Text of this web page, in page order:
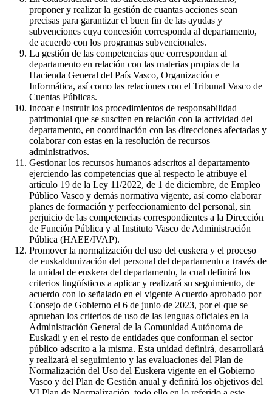
proponer y realizar la gestión de cuantas acciones sean
precisas para garantizar el buen fin de las ayudas y
subvenciones cuya concesión corresponda al departamento,
de acuerdo con los programas subvencionales.
La gestión de las competencias que correspondan al
departamento en relación con las materias propias de la
Hacienda General del País Vasco, Organización e
Informática, así como las relaciones con el Tribunal Vasco de
Cuentas Públicas.
Incoar e instruir los procedimientos de responsabilidad
patrimonial que se susciten en relación con la actividad del
departamento, en coordinación con las direcciones afectadas y
colaborar con estas en la resolución de recursos
administrativos.
Gestionar los recursos humanos adscritos al departamento
ejerciendo las competencias que al respecto le atribuye el
artículo 19 de la Ley 11/2022, de 1 de diciembre, de Empleo
Público Vasco y demás normativa vigente, así como elaborar
planes de formación y perfeccionamiento del personal, sin
perjuicio de las competencias correspondientes a la Dirección
de Función Pública y al Instituto Vasco de Administración
Pública (HAEE/IVAP).
Promover la normalización del uso del euskera y el proceso
de euskaldunización del personal del departamento a través de
la unidad de euskera del departamento, la cual definirá los
criterios lingüísticos a aplicar y realizará su seguimiento, de
acuerdo con lo señalado en el vigente Acuerdo aprobado por
Consejo de Gobierno el 6 de junio de 2023, por el que se
aprueban los criterios de uso de las lenguas oficiales en la
Administración General de la Comunidad Autónoma de
Euskadi y en el resto de entidades que conforman el sector
público adscrito a la misma. Esta unidad definirá, desarrollará
y realizará el seguimiento y las evaluaciones del Plan de
Normalización del Uso del Euskera vigente en el Gobierno
Vasco y del Plan de Gestión anual y definirá los objetivos del